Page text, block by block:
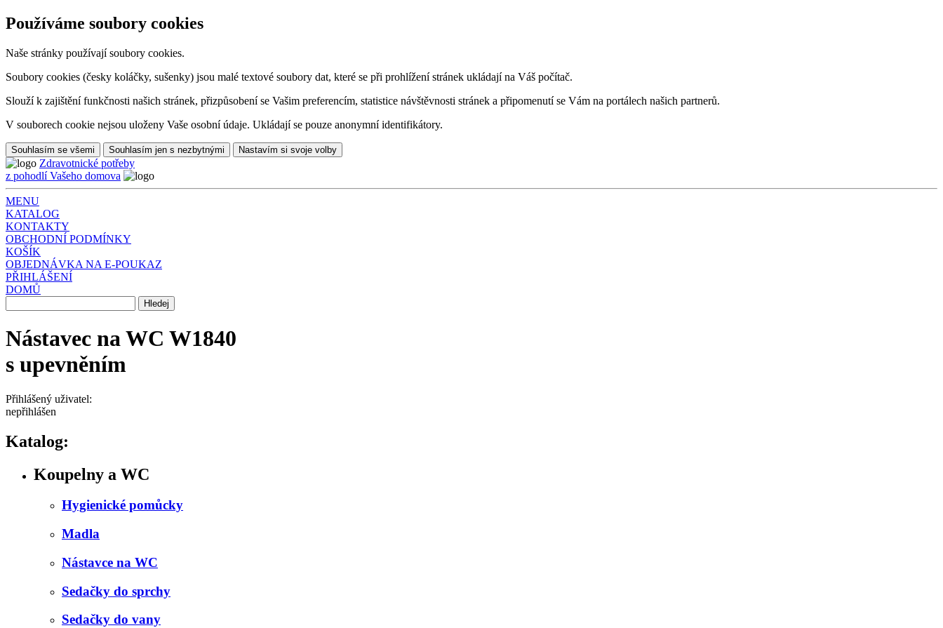
Používáme soubory cookies
Naše stránky používají soubory cookies.
Soubory cookies (česky koláčky, sušenky) jsou malé textové soubory dat, které se při prohlížení stránek ukládají na Váš počítač.
Slouží k zajištění funkčnosti našich stránek, přizpůsobení se Vašim preferencím, statistice návštěvnosti stránek a připomenutí se Vám na portálech našich partnerů.
V souborech cookie nejsou uloženy Vaše osobní údaje. Ukládají se pouze anonymní identifikátory.
Souhlasím se všemi Souhlasím jen s nezbytnými Nastavím si svoje volby
Zdravotnické potřeby
z pohodlí Vašeho domova
MENU
KATALOG
KONTAKTY
OBCHODNÍ PODMÍNKY
KOŠÍK
OBJEDNÁVKA NA E-POUKAZ
PŘIHLÁŠENÍ
DOMŮ
Nástavec na WC W1840
s upevněním
Přihlášený uživatel:
nepřihlášen
Katalog:
Koupelny a WC
Hygienické pomůcky
Madla
Nástavce na WC
Sedačky do sprchy
Sedačky do vany